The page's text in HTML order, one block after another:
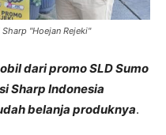
"Hoejan Rejeki"
dari promoSLD Sumo
Sharp Indonesia
belanja produknya.